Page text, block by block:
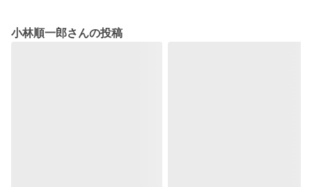
小林順一郎さんの投稿